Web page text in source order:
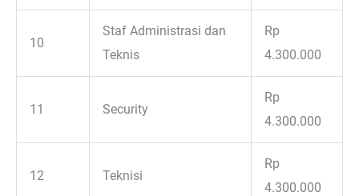
10
Staf Administrasi dan
Teknis
Rp
4.300.000
11 Security
Rp
4.300.000
12 Teknisi
Rp
4.300.000